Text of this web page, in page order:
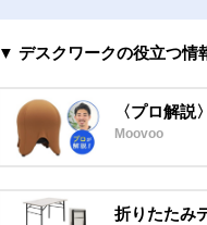
▼ デスクワークの役立つ情
〈プロ解
Moovoo
折りたたみ